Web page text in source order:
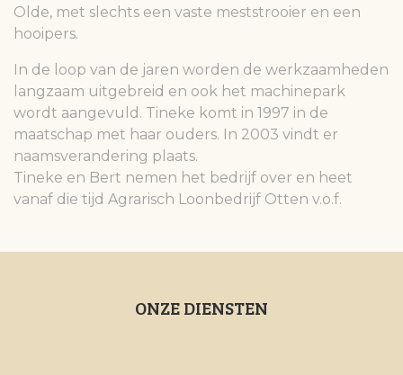
Olde, met slechts een vaste meststrooier en een
hooipers.
In de loop van de jaren worden de werkzaamheden
langzaam uitgebreid en ook het machinepark
wordt aangevuld. Tineke komt in 1997 in de
maatschap met haar ouders. In 2003 vindt er
naamsverandering plaats.
Tineke en Bert nemen het bedrijf over en heet
vanaf die tijd Agrarisch Loonbedrijf Otten v.o.f.
ONZE DIENSTEN